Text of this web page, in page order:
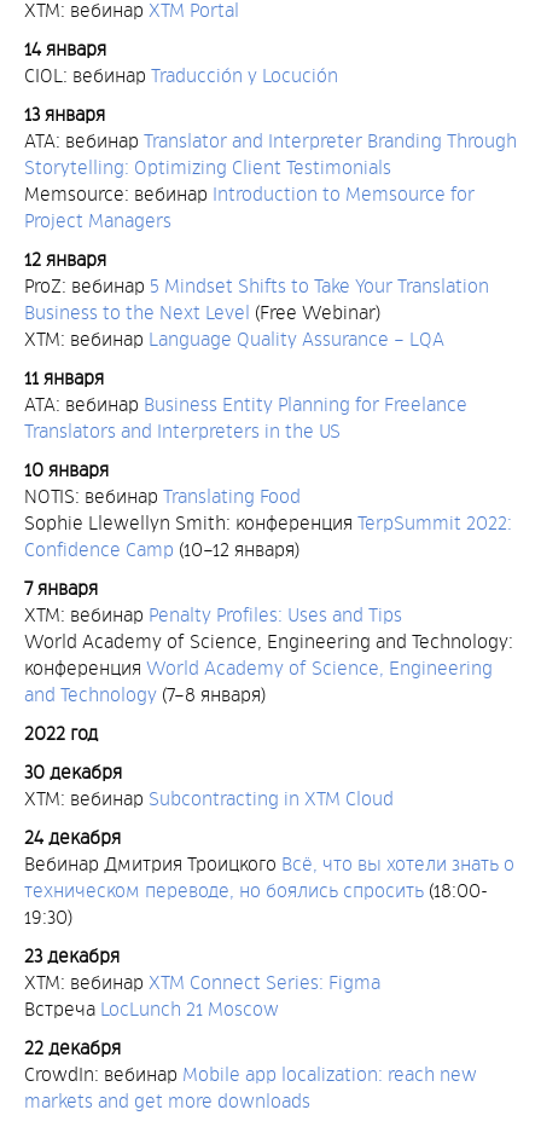
XTM: вебинар XTM Portal
14 января
CIOL: вебинар Traducción y Locución
13 января
ATA: вебинар Translator and Interpreter Branding Through
Storytelling: Optimizing Client Testimonials
Memsource: вебинар
Introduction to Memsource for
Project Managers
12 января
ProZ: вебинар 5 Mindset Shifts to Take Your Translation
Business to the Next Level
(Free Webinar)
XTM: вебинар
Language Quality Assurance – LQA
11 января
ATA: вебинар Business Entity Planning for Freelance
Translators and Interpreters in the US
10 января
NOTIS: вебинар Translating Food
Sophie Llewellyn Smith: конференция TerpSummit 2022:
Confidence Camp (10–12 января)
7 января
XTM: вебинар Penalty Profiles: Uses and Tips
World Academy of Science, Engineering and Technology:
конференция World Academy of Science, Engineering
and Technology (7–8 января)
2022 год
30 декабря
XTM: вебинар Subcontracting in XTM Cloud
24 декабря
Вебинар Дмитрия Троицкого Всё, что вы хотели знать о
техническом переводе, но боялись спросить (18:00-
19:30)
23 декабря
XTM: вебинар XTM Connect Series: Figma
Встреча
LocLunch 21 Moscow
22 декабря
CrowdIn: вебинар Mobile app localization: reach new
markets and get more downloads